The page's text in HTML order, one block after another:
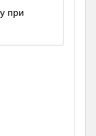
при